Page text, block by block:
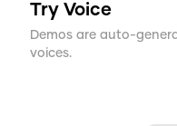
Try Voice
Demos are auto-
voices.